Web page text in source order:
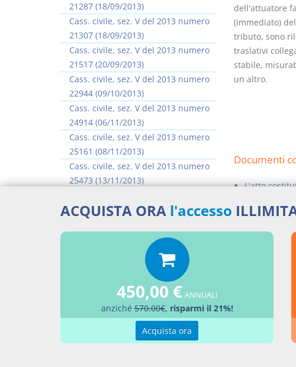
dell'attuatore
(immediato)
tributo, sono
traslativi
stabile,
un altro.
Documenti
L'atto
21287 (18/09/2013)
Cass. civile, sez. V del 2013 numero
21307 (18/09/2013)
Cass. civile, sez. V del 2013 numero
21517 (20/09/2013)
Cass. civile, sez. V del 2013 numero
22944 (09/10/2013)
Cass. civile, sez. V del 2013 numero
24914 (06/11/2013)
Cass. civile, sez. V del 2013 numero
25161 (08/11/2013)
Cass. civile, sez. V del 2013 numero
25473 (13/11/2013)
25674 (15/11/2013)
ACQUISTA ORA l'accesso
450,00 € ANNUALI
anziché570.00€, risparmi il 21%!
Acquista ora